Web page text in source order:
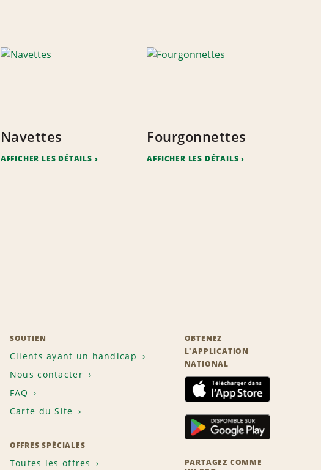
Navettes
AFFICHER LES DÉTAILS
Fourgonnettes
AFFICHER LES DÉTAILS
SOUTIEN
Clients ayant un handicap
Nous contacter
FAQ
Carte du Site
OFFRES SPÉCIALES
Toutes les offres
OBTENEZ
L'APPLICATION
NATIONAL
PARTAGEZ COMME